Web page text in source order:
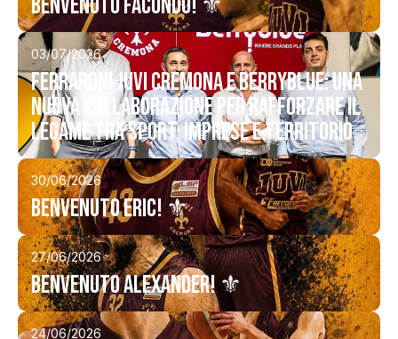
03/07/2026
Ferraroni JuVi Cremona e BerryBlue: una
nuova collaborazione per rafforzare il
legame tra sport, imprese e territorio
30/06/2026
Benvenuto Eric! ⚜️
27/06/2026
Benvenuto Alexander! ⚜️
24/06/2026